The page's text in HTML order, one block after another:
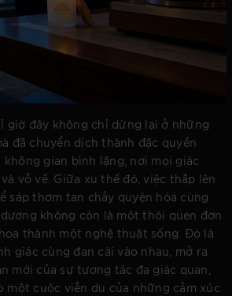
giờ đây không chỉ dừng lại ở những
đã chuyển dịch thành đặc quyền
gian bình lặng, nơi mọi giác
vỗ về. Giữa xu thế đó, việc thắp lên
sáp thơm tan chảy quyện hòa cùng
không còn là một thói quen đơn
thành một nghệ thuật sống. Đó là
giác cùng đan cài vào nhau, mở ra
mới của sự tương tác đa giác quan,
một cuộc viễn du của những cảm xúc